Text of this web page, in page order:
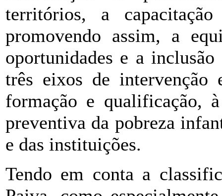
territórios, a
promovendo assim, a
oportunidades e a
três eixos de intervenção
formação e qualificação,
preventiva da pobreza
e das instituições.
Tendo em conta a